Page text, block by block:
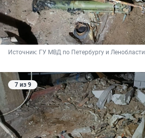
Источник: ГУ МВД по Петербургу и Ленобласти
7 из 9